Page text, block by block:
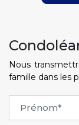
Nous
famille dans les